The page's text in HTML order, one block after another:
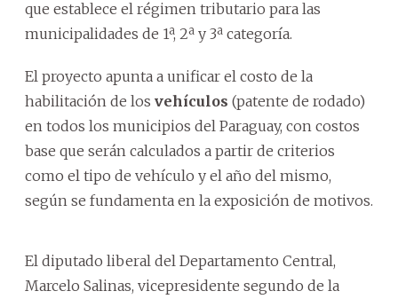
que establece el régimen tributario para las
municipalidades de 1ª, 2ª y 3ª categoría.
El proyecto apunta a unificar el costo de la
habilitación de los vehículos (patente de rodado)
en todos los municipios del Paraguay, con costos
base que serán calculados a partir de criterios
como el tipo de vehículo y el año del mismo,
según se fundamenta en la exposición de motivos.
El diputado liberal del Departamento Central,
Marcelo Salinas, vicepresidente segundo de la